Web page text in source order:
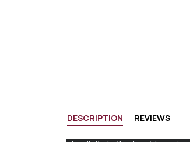
DESCRIPTION REVIEWS